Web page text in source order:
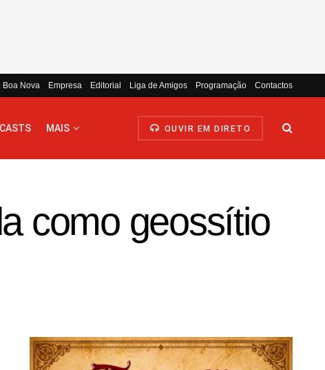
Boa Nova Empresa Editorial Liga de Amigos Programação Contactos
MAIS OUVIR EM DIRETO
como geossítio